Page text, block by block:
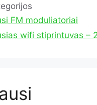
FM moduliatoriai
wifi stiprintuvas –